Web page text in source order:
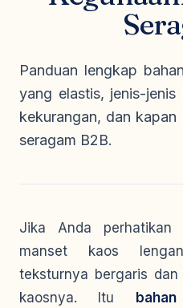
Kaos Safety
Olahraga
Panduan lengkap
yang elastis, jenis-jenis
kekurangan, dan
seragam B2B.
Jika Anda
manset kaos
teksturnya bergaris
kaosnya. Itu